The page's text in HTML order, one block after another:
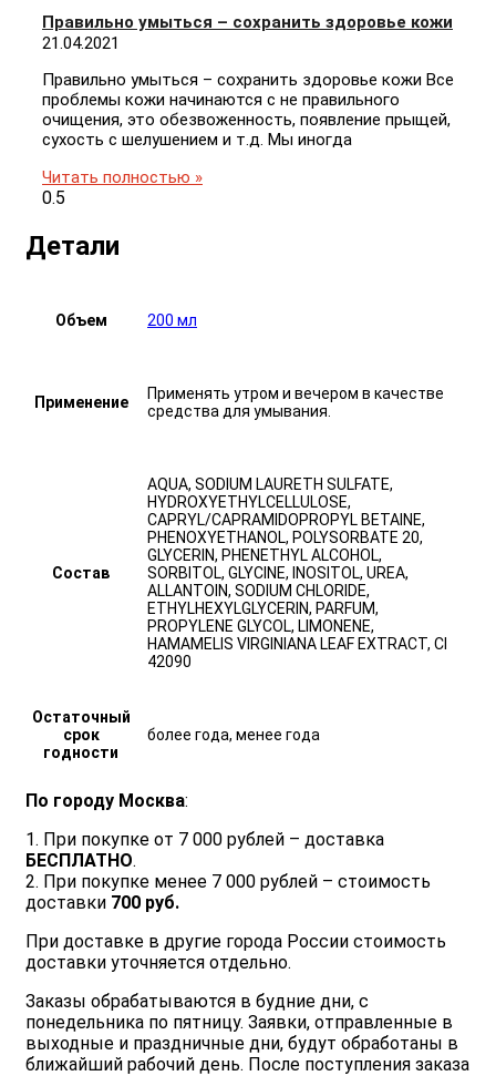
Правильно умыться – сохранить здоровье кожи
21.04.2021
Правильно умыться – сохранить здоровье кожи Все
проблемы кожи начинаются с не правильного
очищения, это обезвоженность, появление прыщей,
сухость с шелушением и т.д. Мы иногда
Читать полностью »
Детали
Объем 200 мл
Применение
Применять утром и вечером в качестве
средства для умывания.
Состав
AQUA, SODIUM LAURETH SULFATE,
HYDROXYETHYLCELLULOSE,
CAPRYL/CAPRAMIDOPROPYL BETAINE,
PHENOXYETHANOL, POLYSORBATE 20,
GLYCERIN, PHENETHYL ALCOHOL,
SORBITOL, GLYCINE, INOSITOL, UREA,
ALLANTOIN, SODIUM CHLORIDE,
ETHYLHEXYLGLYCERIN, PARFUM,
PROPYLENE GLYCOL, LIMONENE,
HAMAMELIS VIRGINIANA LEAF EXTRACT, CI
42090
Остаточный
срок
годности
более года, менее года
По городу Москва:
1. При покупке от 7 000 рублей – доставка
БЕСПЛАТНО.
2. При покупке менее 7 000 рублей – стоимость
доставки 700 руб.
При доставке в другие города России стоимость
доставки уточняется отдельно.
Заказы обрабатываются в будние дни, с
понедельника по пятницу. Заявки, отправленные в
выходные и праздничные дни, будут обработаны в
ближайший рабочий день. После поступления заказа